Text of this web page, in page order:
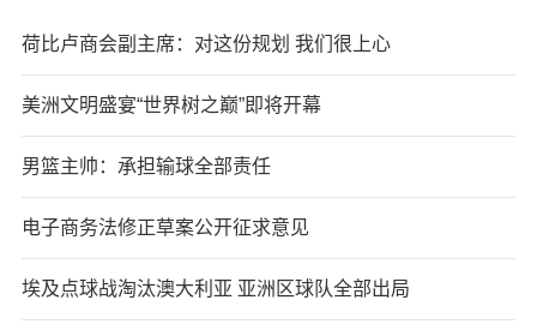
荷比卢商会副主席：对这份规划 我们很上心
美洲文明盛宴“世界树之巅”即将开幕
男篮主帅：承担输球全部责任
电子商务法修正草案公开征求意见
埃及点球战淘汰澳大利亚 亚洲区球队全部出局